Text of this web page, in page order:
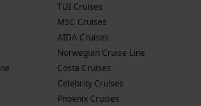
voor een cruise naar
en tussen €2.000 en €3.500 voor
en veel faciliteiten zijn meestal
zonder verrassingen kunt genieten
het eiland kost gemiddeld €10-25,
restaurant.
TUI Cruises
MSC Cruises
AIDA Cruises
Norwegian Cruise Line
Costa Cruises
Celebrity Cruises
Phoenix Cruises